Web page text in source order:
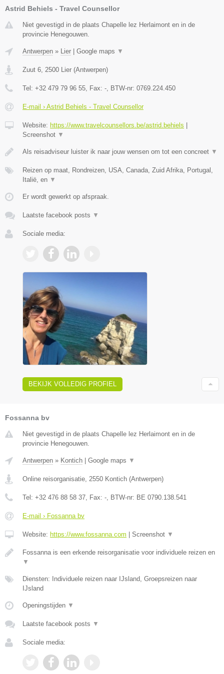
Astrid Behiels - Travel Counsellor
Niet gevestigd in de plaats Chapelle lez Herlaimont en in de
provincie Henegouwen.
Antwerpen » Lier Google maps ▼
Zuut 6 2500 Lier (Antwerpen)
Tel: +32 479 79 96 55 , Fax: - , BTW-nr: 0769.224.450
E-mail › Astrid Behiels - Travel Counsellor
Website: https://www.travelcounsellors.be/astrid.behiels
Screenshot ▼
Als reisadviseur luister ik naar jouw wensen om tot een concreet ▼
Reizen op maat, Rondreizen, USA, Canada, Zuid Afrika, Portugal,
Italië, en ▼
Er wordt gewerkt op afspraak.
Laatste facebook posts ▼
Sociale media:
BEKIJK VOLLEDIG PROFIEL
Fossanna bv
Niet gevestigd in de plaats Chapelle lez Herlaimont en in de
provincie Henegouwen.
Antwerpen » Kontich Google maps ▼
Online reisorganisatie, 2550 Kontich (Antwerpen)
Tel: +32 476 88 58 37, Fax: -, BTW-nr: BE 0790.138.541
E-mail › Fossanna bv
Website: https://www.fossanna.com Screenshot ▼
Fossanna is een erkende reisorganisatie voor individuele reizen en
▼
Diensten: Individuele reizen naar IJsland, Groepsreizen naar
IJsland
Openingstijden ▼
Laatste facebook posts ▼
Sociale media: